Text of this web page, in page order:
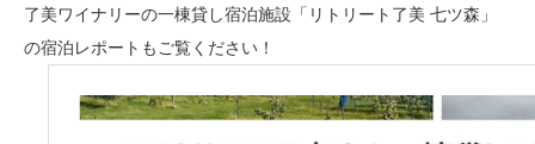
了美ワイナリーの一棟貸し宿泊施設「リトリート了美 七ツ森」
の宿泊レポートもご覧ください！